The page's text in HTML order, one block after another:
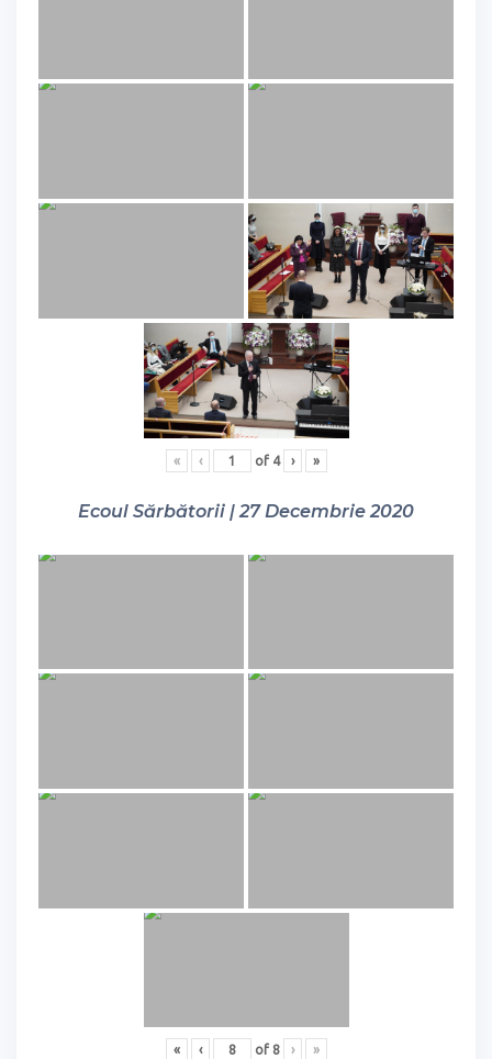
« ‹ of 4 › »
Ecoul Sărbătorii | 27 Decembrie 2020
« ‹ of 8 › »